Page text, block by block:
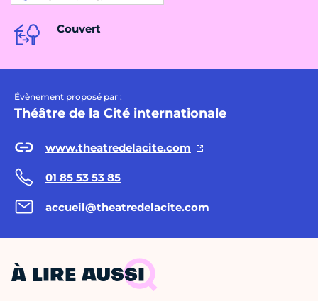
Couvert
Évènement proposé par :
Théâtre de la Cité internationale
www.theatredelacite.com
01 85 53 53 85
accueil@theatredelacite.com
À LIRE AUSSI